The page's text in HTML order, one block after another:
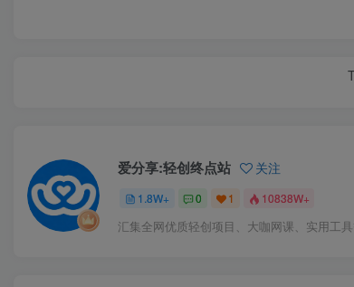
爱分享:轻创终点站 关注
1.8W+ 0 1 10838W+
汇集全网优质轻创项目、大咖网课、实用工